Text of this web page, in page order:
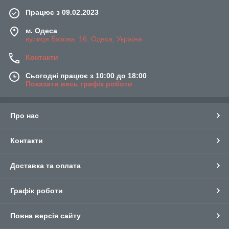
Працює з 09.02.2023
м. Одеса
вулиця Базова, 16, Одеса, Україна
Контакти
Сьогодні працює з 10:00 до 18:00
Показати весь графік роботи
Про нас
Контакти
Доставка та оплата
Графік роботи
Повна версія сайту